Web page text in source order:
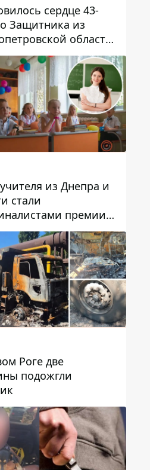
сердце 43-
Защитника из
области
Зинченко
из Днепра и
стали
премии
Prize Ukraine
Роге две
подожгли